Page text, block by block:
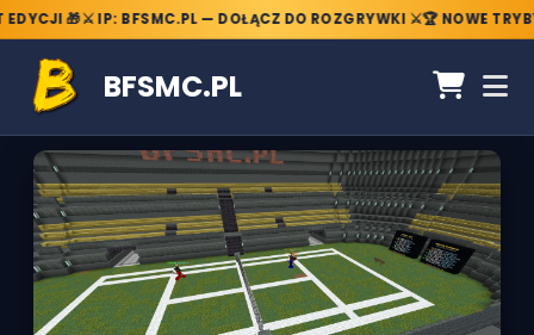
🎁⚔️ IP: BFSMC.PL — DOŁĄCZ DO ROZGRYWKI ⚔️🏆 NOWE
BFSMC.PL